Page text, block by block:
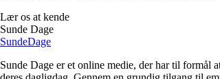
Lær os at kende
Sunde Dage
SundeDage
Sunde Dage er et online medie, der har til formål